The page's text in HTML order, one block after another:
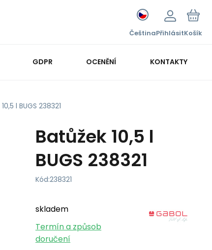
ČeštinaPřihlásitKošík
GDPR OCENĚNÍ KONTAKTY
l BUGS 238321
Batůžek 10,5 l
BUGS 238321
Kód:238321
skladem
Termín a způsob
doručení